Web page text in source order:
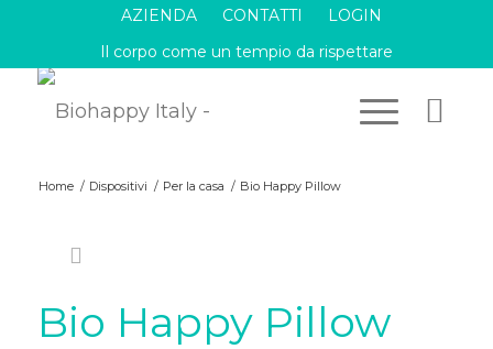
AZIENDA CONTATTI
LOGIN
Il corpo come un tempio da rispettare
Home / Dispositivi / Per la casa / Bio Happy Pillow
Bio Happy Pillow